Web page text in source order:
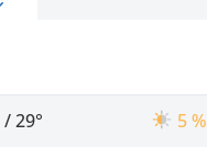
/29° 5 %